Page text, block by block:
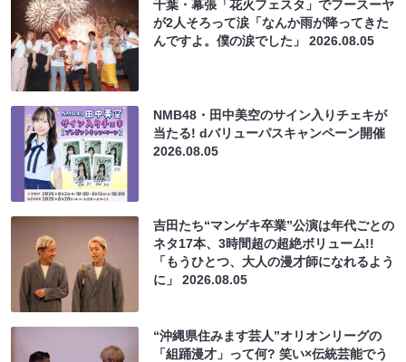
千葉・幕張「花火フェスタ」でフースーヤ
が2人そろって涙「なんか雨が降ってきた
んですよ。僕の涙でした」2026.08.05
NMB48・田中美空のサイン入りチェキが
当たる! dバリューパスキャンペーン開催
2026.08.05
吉田たち“マンゲキ卒業”公演は年代ごとの
ネタ17本、3時間超の超絶ボリューム!!
「もうひとつ、大人の漫才師になれるよう
に」2026.08.05
“沖縄県住みます芸人”オリオンリーグの
「組踊漫才」って何? 笑い×伝統芸能でう